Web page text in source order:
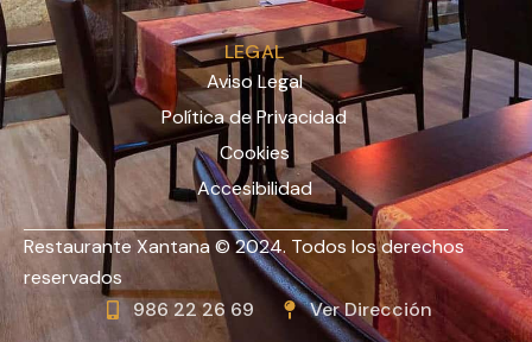
LEGAL
Aviso Legal
Política de Privacidad
Cookies
Accesibilidad
Restaurante Xantana © 2024. Todos los derechos
reservados
986 22 26 69
Ver Dirección